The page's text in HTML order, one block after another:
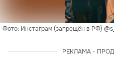
Фото: Инстаграм (запрещён в РФ)
РЕКЛАМА -